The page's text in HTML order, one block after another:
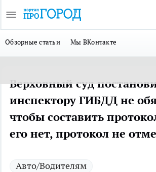
Обзорные статьи Мы ВКонтакте
Верховный суд
инспектору ГИБДД не
чтобы составить
его нет, протокол не
Авто/Водителям